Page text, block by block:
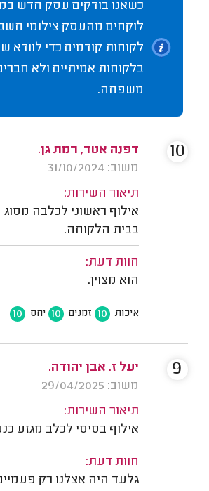
כשאנו בודקים עסק חדש
לוקחים מהעסק צילומי
לקוחות קודמים כדי לוודא
בלקוחות אמיתיים ולא
משפחה.
דפנה אטד, רמת גן.
משוב: 31/10/2024
תיאור השירות:
אילוף ראשוני לכלבה
בבית הלקוחה.
חוות דעת:
הוא מצוין.
איכות 10 זמנים 10 יחס 10
10
יעל ז. אבן יהודה.
משוב: 29/04/2025
תיאור השירות:
אילוף בסיסי לכלב מגזע
חוות דעת:
גלעד היה אצלנו רק
9